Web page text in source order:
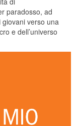
paradosso, ad
verso una
e dell’universo